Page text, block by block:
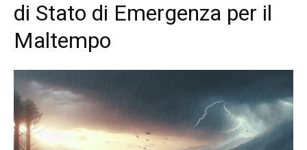
di Stato di Emergenza per il
Maltempo